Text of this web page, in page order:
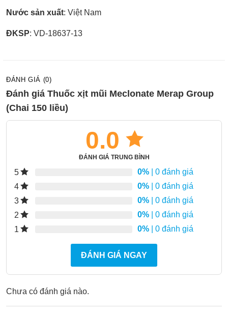
Nước sản xuất: Việt Nam
ĐKSP: VD-18637-13
ĐÁNH GIÁ (0)
Đánh giá Thuốc xịt mũi Meclonate Merap Group
(Chai 150 liều)
0.0
ĐÁNH GIÁ TRUNG BÌNH
5 0% | 0 đánh giá
4
0% | 0 đánh giá
3
0% | 0 đánh giá
2
0% | 0 đánh giá
1
0% | 0 đánh giá
ĐÁNH GIÁ NGAY
Chưa có đánh giá nào.